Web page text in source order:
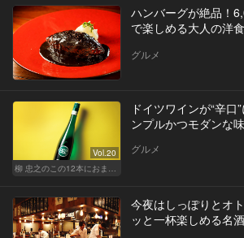
ハンバーグが絶品！
で楽しめる大人の洋
グルメ
Vol.20
ドイツワインが“辛
ンプルかつモダンな
グルメ
今夜はしっぽりとオ
ッと一杯楽しめる名